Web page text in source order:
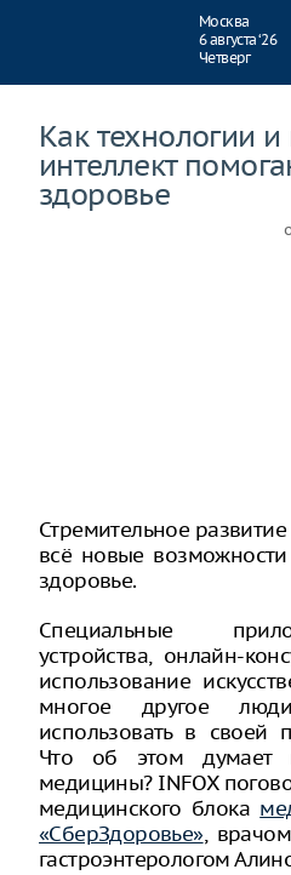
Москва
6 августа ‘26
Четверг
Как технологии
интеллект
здоровье
Стремительное
всё новые
здоровье.
Специальные
устройства, онлайн-
использование
многое другое
использовать в своей
Что об этом думает
медицины? INFOX
медицинского блока
«СберЗдоровье»,
гастроэнтерологом